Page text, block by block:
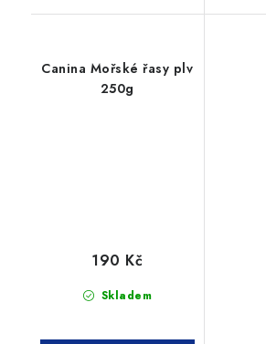
Canina Mořské řasy plv
250g
Skladem
190 Kč